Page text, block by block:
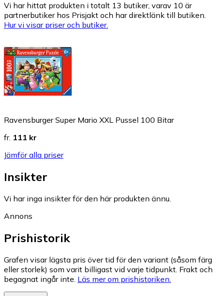
Vi har hittat produkten i totalt 13 butiker, varav 10 är
partnerbutiker hos Prisjakt och har direktlänk till butiken.
Hur vi visar priser och butiker.
Ravensburger Super Mario XXL Pussel 100 Bitar
fr. 111 kr
Jämför alla priser
Insikter
Vi har inga insikter för den här produkten ännu.
Annons
Prishistorik
Grafen visar lägsta pris över tid för den variant (såsom färg
eller storlek) som varit billigast vid varje tidpunkt. Frakt och
begagnat ingår inte. Läs mer om prishistoriken.